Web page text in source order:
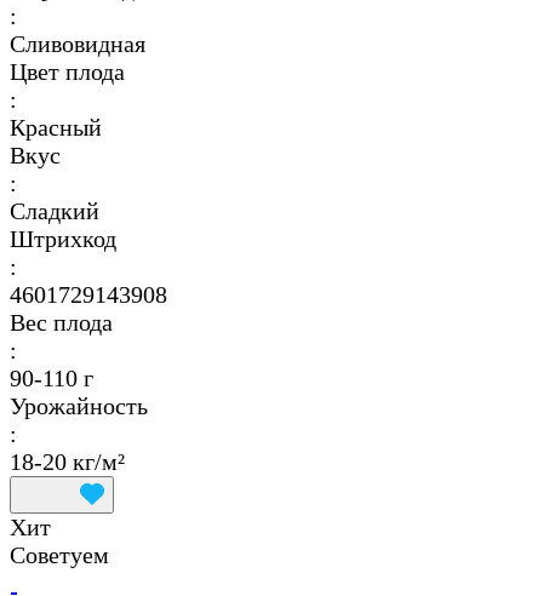
:
Сливовидная
Цвет плода
:
Красный
Вкус
:
Сладкий
Штрихкод
:
4601729143908
Вес плода
:
90-110 г
Урожайность
:
18-20 кг/м²
Хит
Советуем